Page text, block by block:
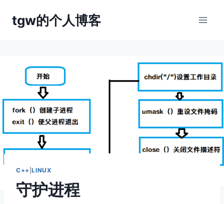
tgw的个人博客
C++ |LINUX
守护进程